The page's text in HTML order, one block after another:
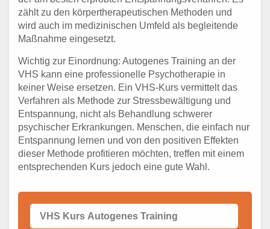
zählt zu den körpertherapeutischen Methoden und
wird auch im medizinischen Umfeld als begleitende
Maßnahme eingesetzt.
Wichtig zur Einordnung: Autogenes Training an der
VHS kann eine professionelle Psychotherapie in
keiner Weise ersetzen. Ein VHS-Kurs vermittelt das
Verfahren als Methode zur Stressbewältigung und
Entspannung, nicht als Behandlung schwerer
psychischer Erkrankungen. Menschen, die einfach nur
Entspannung lernen und von den positiven Effekten
dieser Methode profitieren möchten, treffen mit einem
entsprechenden Kurs jedoch eine gute Wahl.